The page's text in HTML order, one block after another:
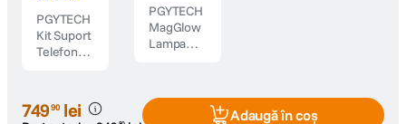
PGYTECH
Kit Suport
Telefon
iPhone 17
Pro
PGYTECH
MagGlow
Lampa
74990 lei Adaugă în coș